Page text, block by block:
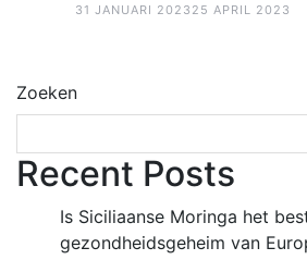
31 JANUARI 2023 25 APRIL 2023
Zoeken
Recent Posts
Is Siciliaanse Moringa het
gezondheidsgeheim van